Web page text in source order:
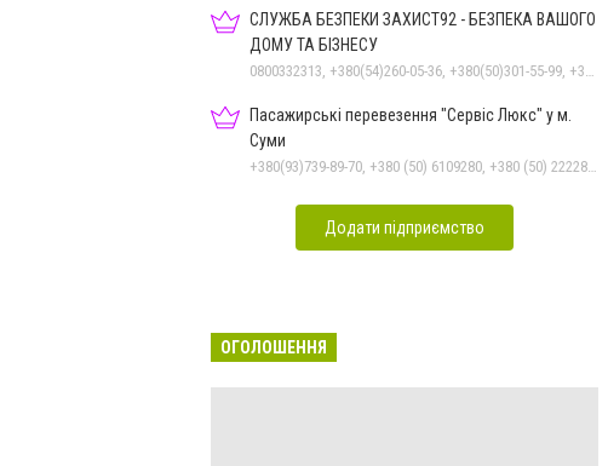
СЛУЖБА БЕЗПЕКИ ЗАХИСТ92 - БЕЗПЕКА ВАШОГО
ДОМУ ТА БІЗНЕСУ
Пасажирські перевезення "Сервіс Люкс" у м.
Суми
Додати підприємство
ОГОЛОШЕННЯ